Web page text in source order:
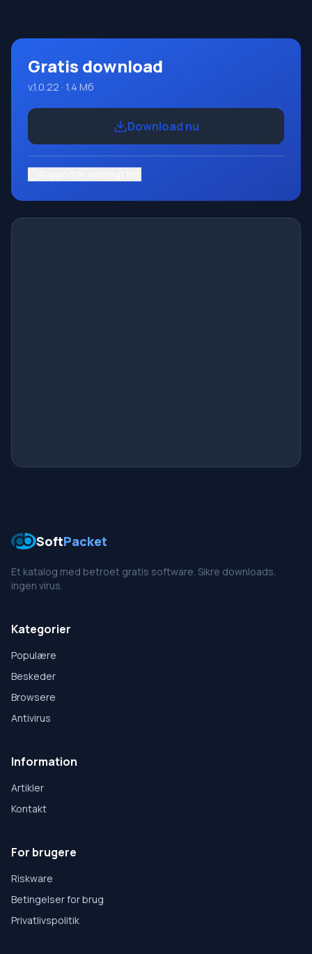
Gratis download
v.1.0.22 · 1.4 Мб
Download nu
SoftPacket
Et katalog med betroet gratis software. Sikre downloads,
ingen virus.
Kategorier
Populære
Beskeder
Browsere
Antivirus
Information
Artikler
Kontakt
For brugere
Riskware
Betingelser for brug
Privatlivspolitik